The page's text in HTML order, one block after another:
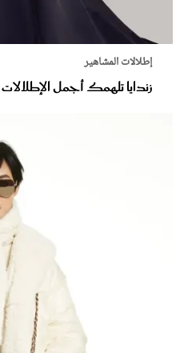
إطلالات المشاهير
زندايا تلهمك أجمل الإطلالات